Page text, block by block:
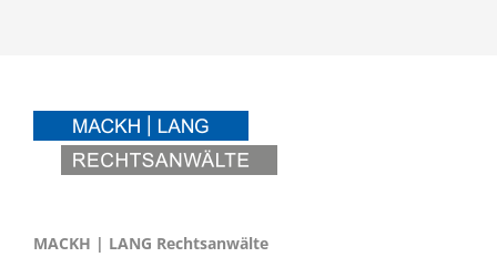
MACKH | LANG Rechtsanwälte